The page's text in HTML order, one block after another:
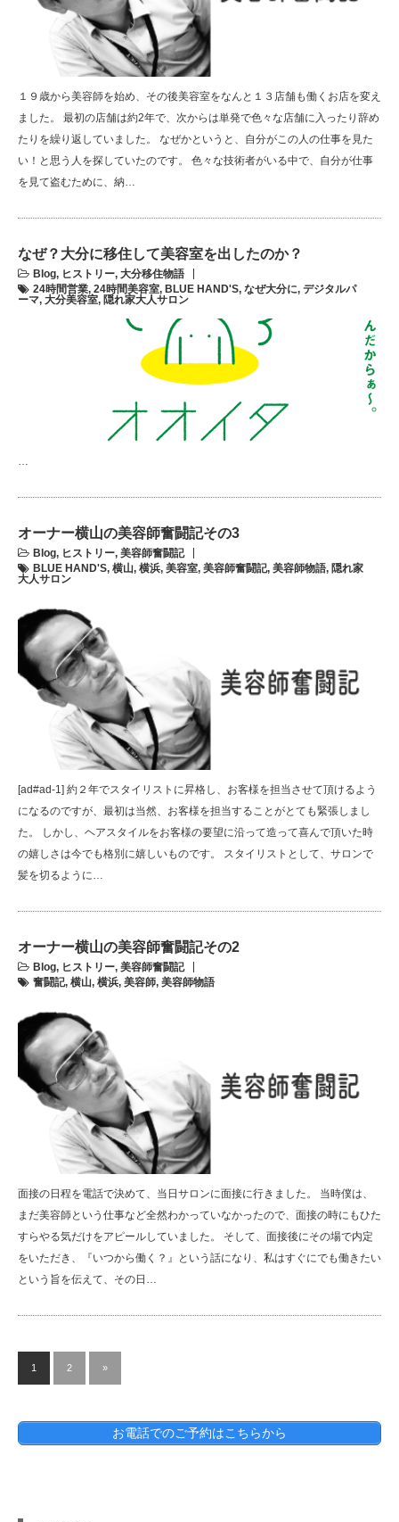
１９歳から美容師を始め、その後美容室をなんと１３店舗も働くお店を変え
ました。 最初の店舗は約2年で、次からは単発で色々な店舗に入ったり辞め
たりを繰り返していました。 なぜかというと、自分がこの人の仕事を見た
い！と思う人を探していたのです。 色々な技術者がいる中で、自分が仕事
を見て盗むために、納…
なぜ？大分に移住して美容室を出したのか？
Blog, ヒストリー, 大分移住物語
24時間営業, 24時間美容室, BLUE HAND'S, なぜ大分に, デジタルパ
ーマ, 大分美容室, 隠れ家大人サロン
…
オーナー横山の美容師奮闘記その3
Blog, ヒストリー, 美容師奮闘記
BLUE HAND'S, 横山, 横浜, 美容室, 美容師奮闘記, 美容師物語, 隠れ家
大人サロン
[ad#ad-1] 約２年でスタイリストに昇格し、お客様を担当させて頂けるよう
になるのですが、最初は当然、お客様を担当することがとても緊張しまし
た。 しかし、ヘアスタイルをお客様の要望に沿って造って喜んで頂いた時
の嬉しさは今でも格別に嬉しいものです。 スタイリストとして、サロンで
髪を切るように…
オーナー横山の美容師奮闘記その2
Blog, ヒストリー, 美容師奮闘記
奮闘記, 横山, 横浜, 美容師, 美容師物語
面接の日程を電話で決めて、当日サロンに面接に行きました。 当時僕は、
まだ美容師という仕事など全然わかっていなかったので、面接の時にもひた
すらやる気だけをアピールしていました。 そして、面接後にその場で内定
をいただき、『いつから働く？』という話になり、私はすぐにでも働きたい
という旨を伝えて、その日…
1 2 »
お電話でのご予約はこちらから